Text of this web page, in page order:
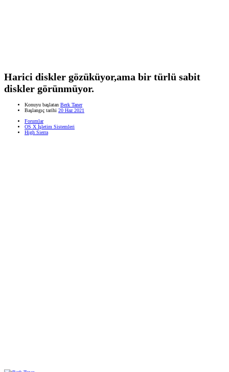
Harici diskler gözüküyor,ama bir türlü sabit
diskler görünmüyor.
Konuyu başlatan Berk Taner
Başlangıç tarihi 20 Haz 2021
Forumlar
OS X İşletim Sistemleri
High Sierra